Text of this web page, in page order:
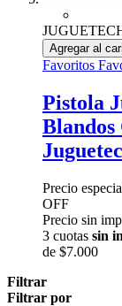
Agregar al
Favoritos
Pistola
Blandos
Precio
OFF
Precio sin
3 cuotas sin
de $7.000
Filtrar
Filtrar por